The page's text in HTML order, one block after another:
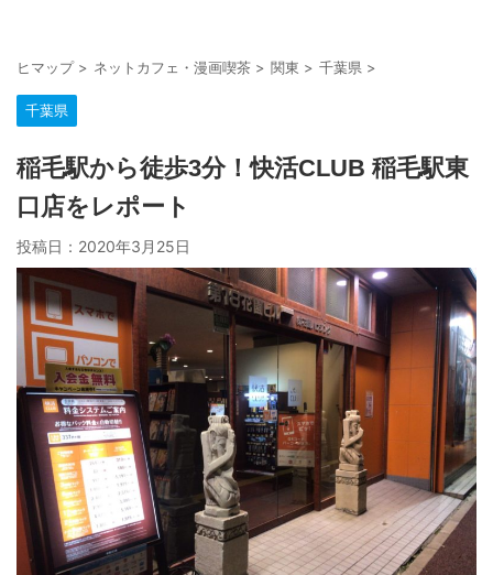
ヒマップ> ネットカフェ・漫画喫茶 > 関東 > 千葉県 >
千葉県
稲毛駅から徒歩3分！快活CLUB 稲毛駅東
口店をレポート
投稿日： 2020年3月25日